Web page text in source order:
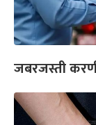
जबरजस्ती